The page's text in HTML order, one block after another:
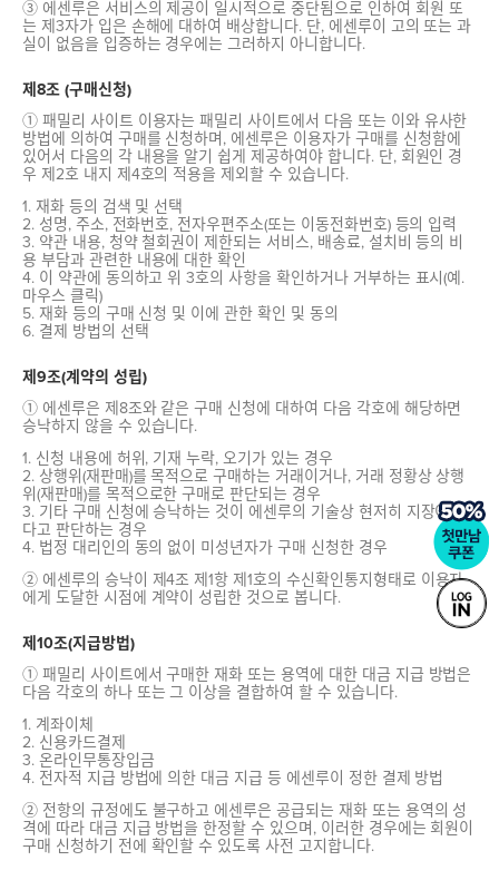
③ 에센루은 서비스의 제공이 일시적으로 중단됨으로 인하여 회원 또
는 제3자가 입은 손해에 대하여 배상합니다. 단, 에센루이 고의 또는 과
실이 없음을 입증하는 경우에는 그러하지 아니합니다.
제8조 (구매신청)
① 패밀리 사이트 이용자는 패밀리 사이트에서 다음 또는 이와 유사한
방법에 의하여 구매를 신청하며, 에센루은 이용자가 구매를 신청함에
있어서 다음의 각 내용을 알기 쉽게 제공하여야 합니다. 단, 회원인 경
우 제2호 내지 제4호의 적용을 제외할 수 있습니다.
1. 재화 등의 검색 및 선택
2. 성명, 주소, 전화번호, 전자우편주소(또는 이동전화번호) 등의 입력
3. 약관 내용, 청약 철회권이 제한되는 서비스, 배송료, 설치비 등의 비
용 부담과 관련한 내용에 대한 확인
4. 이 약관에 동의하고 위 3호의 사항을 확인하거나 거부하는 표시(예.
마우스 클릭)
5. 재화 등의 구매 신청 및 이에 관한 확인 및 동의
6. 결제 방법의 선택
제9조(계약의 성립)
① 에센루은 제8조와 같은 구매 신청에 대하여 다음 각호에 해당하면
승낙하지 않을 수 있습니다.
1. 신청 내용에 허위, 기재 누락, 오기가 있는 경우
2. 상행위(재판매)를 목적으로 구매하는 거래이거나, 거래 정황상 상행
위(재판매)를 목적으로한 구매로 판단되는 경우
3. 기타 구매 신청에 승낙하는 것이 에센루의 기술상 현저히 지장이 있
다고 판단하는 경우
4. 법정 대리인의 동의 없이 미성년자가 구매 신청한 경우
② 에센루의 승낙이 제4조 제1항 제1호의 수신확인통지형태로 이용자
에게 도달한 시점에 계약이 성립한 것으로 봅니다.
제10조(지급방법)
① 패밀리 사이트에서 구매한 재화 또는 용역에 대한 대금 지급 방법은
다음 각호의 하나 또는 그 이상을 결합하여 할 수 있습니다.
1. 계좌이체
2. 신용카드결제
3. 온라인무통장입금
4. 전자적 지급 방법에 의한 대금 지급 등 에센루이 정한 결제 방법
② 전항의 규정에도 불구하고 에센루은 공급되는 재화 또는 용역의 성
격에 따라 대금 지급 방법을 한정할 수 있으며, 이러한 경우에는 회원이
구매 신청하기 전에 확인할 수 있도록 사전 고지합니다.